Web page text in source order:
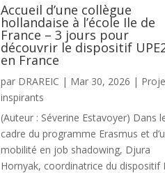
Accueil d’une collègue
hollandaise à l’école Ile de
France – 3 jours pour
découvrir le dispositif
en France
par DRAREIC | Mar 30, 2026 |
inspirants
(Auteur : Séverine Estavoyer) Dans
cadre du programme Erasmus et
mobilité en job shadowing, Djura
Hornyak, coordinatrice du dispositif